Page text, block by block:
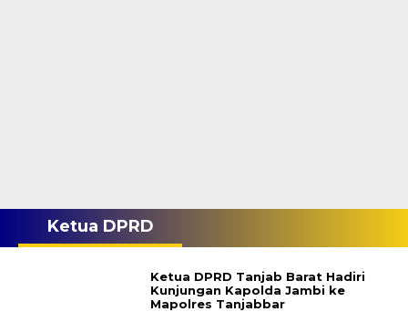
Ketua DPRD
Ketua DPRD Tanjab Barat Hadiri
Kunjungan Kapolda Jambi ke
Mapolres Tanjabbar